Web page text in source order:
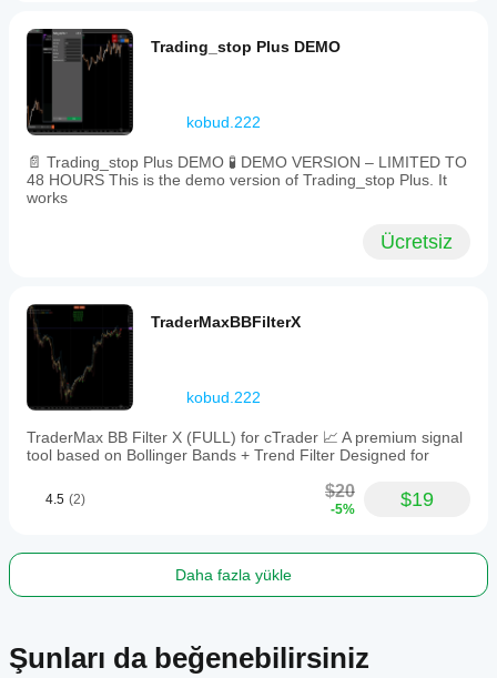
Trading_stop Plus DEMO
kobud.222
📄 Trading_stop Plus DEMO 🧪 DEMO VERSION – LIMITED TO
48 HOURS This is the demo version of Trading_stop Plus. It
works
Ücretsiz
TraderMaxBBFilterX
kobud.222
TraderMax BB Filter X (FULL) for cTrader 📈 A premium signal
tool based on Bollinger Bands + Trend Filter Designed for
4.5 (2) $20
-5% $19
Daha fazla yükle
Şunları da beğenebilirsiniz